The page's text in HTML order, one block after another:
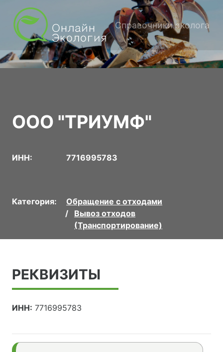
Справочники эколога
ООО "ТРИУМФ"
ИНН: 7716995783
Категория:
Обращение с отходами
Вывоз отходов
(Транспортирование)
РЕКВИЗИТЫ
ИНН: 7716995783